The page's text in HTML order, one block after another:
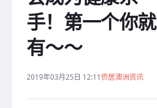
手！第一个你就
有～～
2019年03月25日 12:11侨居澳洲资讯